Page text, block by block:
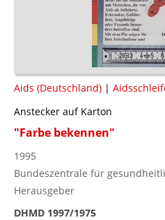
Aids (Deutschland) |
Anstecker auf Karton
"Farbe bekennen"
1995
Bundeszentrale für
Herausgeber
DHMD 1997/1975